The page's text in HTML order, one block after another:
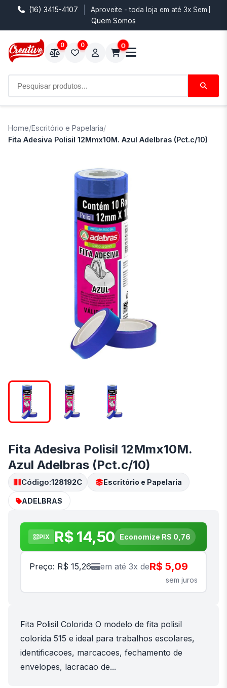
(16) 3415-4107 Aproveite - toda loja em até 3x Sem
Quem Somos
0 0 0
Home/Escritório e Papelaria/
Fita Adesiva Polisil 12Mmx10M. Azul Adelbras (Pct.c/10)
Fita Adesiva Polisil 12Mmx10M.
Azul Adelbras (Pct.c/10)
Código:128192C Escritório e Papelaria
ADELBRAS
PIX R$ 14,50 Economize R$ 0,76
Preço: R$ 15,26 em até 3x deR$ 5,09
sem juros
Fita Polisil Colorida O modelo de fita polisil
colorida 515 e ideal para trabalhos escolares,
identificacoes, marcacoes, fechamento de
envelopes, lacracao de...